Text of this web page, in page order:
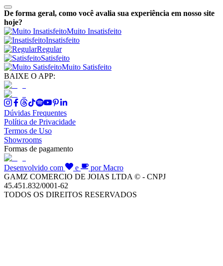
De forma geral, como você avalia sua experiência em nosso site
hoje?
Muito Insatisfeito
Insatisfeito
Regular
Satisfeito
Muito Satisfeito
BAIXE O APP:
Dúvidas Frequentes
Política de Privacidade
Termos de Uso
Showrooms
Formas de pagamento
Desenvolvido com e
por Macro
GAMZ COMERCIO DE JOIAS LTDA © - CNPJ
45.451.832/0001-62
TODOS OS DIREITOS RESERVADOS